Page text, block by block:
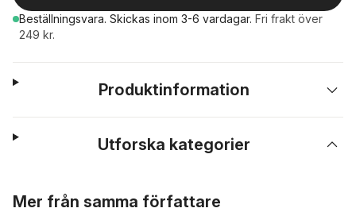
Beställningsvara. Skickas inom 3-6 vardagar. Fri frakt över
249 kr.
Produktinformation
Utforska kategorier
Mer från samma författare